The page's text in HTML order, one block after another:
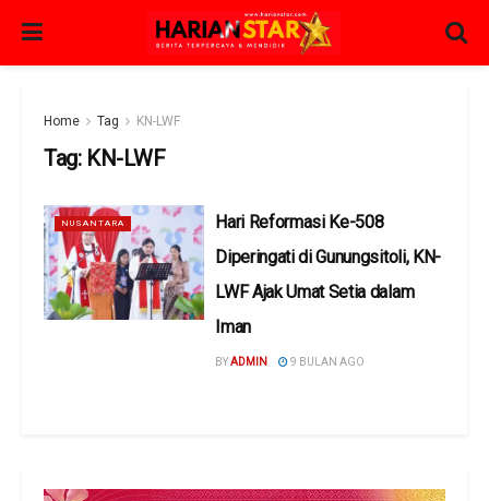
Home Tag KN-LWF
Tag: KN-LWF
NUSANTARA
Hari Reformasi Ke-508
Diperingati di Gunungsitoli, KN-
LWF Ajak Umat Setia dalam
Iman
BYADMIN 9 BULAN AGO